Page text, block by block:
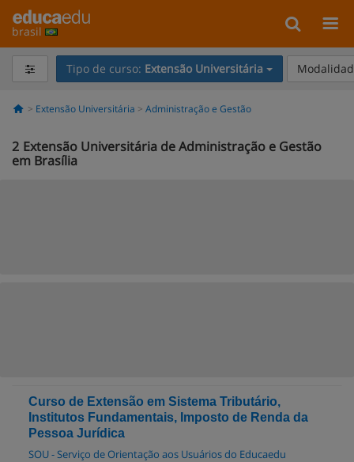
brasil
Tipo de curso: Extensão Universitária
Extensão Universitária Administração e Gestão
2 Extensão Universitária de Administração e Gestão
em Brasília
Curso de Extensão em Sistema Tributário,
Institutos Fundamentais, Imposto de Renda da
Pessoa Jurídica
SOU - Serviço de Orientação aos Usuários do Educaedu